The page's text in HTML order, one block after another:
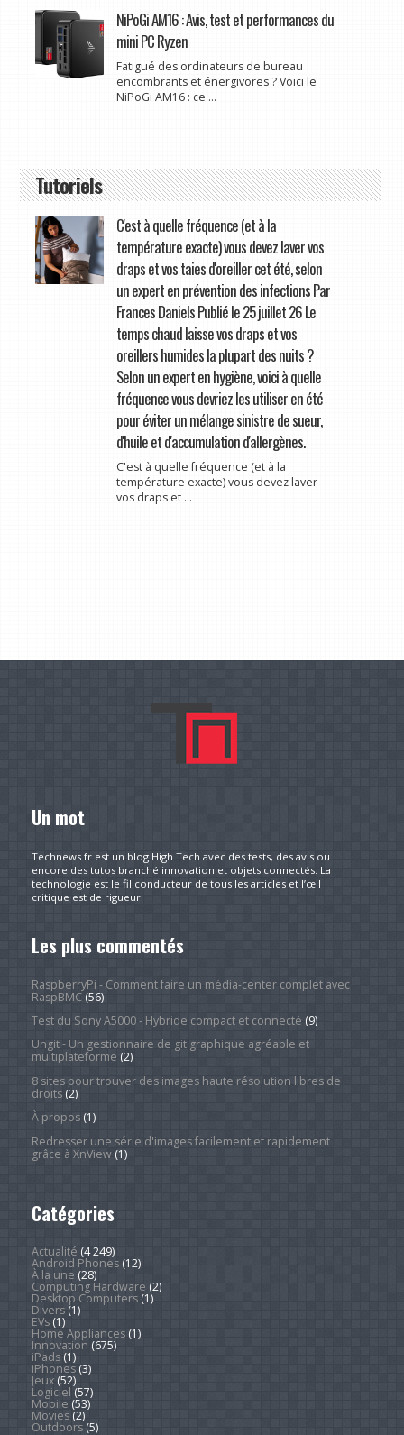
NiPoGi AM16 : Avis, test et performances du
mini PC Ryzen
Fatigué des ordinateurs de bureau
encombrants et énergivores ? Voici le
NiPoGi AM16 : ce ...
Tutoriels
C'est à quelle fréquence (et à la
température exacte) vous devez laver vos
draps et vos taies d'oreiller cet été, selon
un expert en prévention des infections Par
Frances Daniels Publié le 25 juillet 26 Le
temps chaud laisse vos draps et vos
oreillers humides la plupart des nuits ?
Selon un expert en hygiène, voici à quelle
fréquence vous devriez les utiliser en été
pour éviter un mélange sinistre de sueur,
d'huile et d'accumulation d'allergènes.
C'est à quelle fréquence (et à la
température exacte) vous devez laver
vos draps et ...
Un mot
Technews.fr est un blog High Tech avec des tests, des avis ou
encore des tutos branché innovation et objets connectés. La
technologie est le fil conducteur de tous les articles et l’œil
critique est de rigueur.
Les plus commentés
RaspberryPi - Comment faire un média-center complet avec
RaspBMC(56)
Test du Sony A5000 - Hybride compact et connecté (9)
Ungit - Un gestionnaire de git graphique agréable et
multiplateforme (2)
8 sites pour trouver des images haute résolution libres de
droits(2)
À propos(1)
Redresser une série d'images facilement et rapidement
grâce à XnView(1)
Catégories
Actualité (4 249)
Android Phones(12)
À la une (28)
Computing Hardware (2)
Desktop Computers(1)
Divers(1)
EVs(1)
Home Appliances(1)
Innovation (675)
iPads(1)
iPhones(3)
Jeux(52)
Logiciel (57)
Mobile (53)
Movies(2)
Outdoors(5)